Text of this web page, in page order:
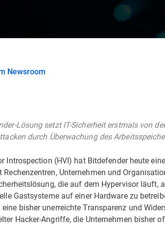
Newsroom
Lösung setzt IT-Sicherheit erstmals von
durch Überwachung des
Introspection (HVI) hat Bitdefender heute
Rechenzentren, Unternehmen und
die auf dem Hypervisor läuft,
Gastsysteme auf einer Hardware zu
eine bisher unerreichte Transparenz und
Hacker-Angriffe, die Unternehmen bisher